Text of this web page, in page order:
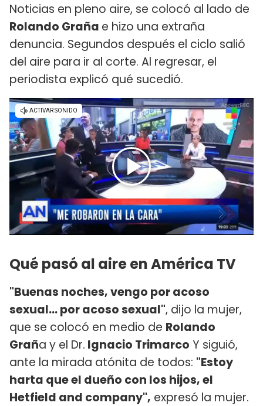
Noticias en pleno aire, se colocó al lado de
Rolando Graña e hizo una extraña
denuncia. Segundos después el ciclo salió
del aire para ir al corte. Al regresar, el
periodista explicó qué sucedió.
Qué pasó al aire en América TV
"Buenas noches, vengo por acoso
sexual... por acoso sexual", dijo la mujer,
que se colocó en medio de Rolando
Graña y el Dr. Ignacio Trimarco Y siguió,
ante la mirada atónita de todos: "Estoy
harta que el dueño con los hijos, el
Hetfield and company", expresó la mujer.